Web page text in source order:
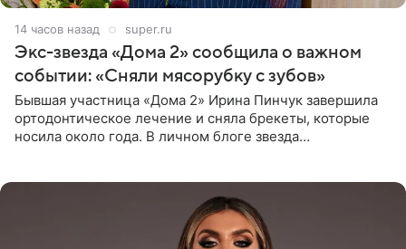
14 часов назад super.ru
Экс-звезда «Дома 2» сообщила о важном
событии: «Сняли мясорубку с зубов»
Бывшая участница «Дома 2» Ирина Пинчук завершила
ортодонтическое лечение и сняла брекеты, которые
носила около года. В личном блоге звезда